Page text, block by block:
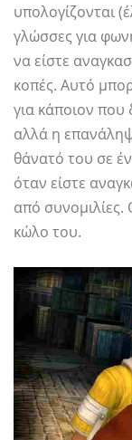
υπολογίζονται
γλώσσες για
να είστε
κοπές. Αυτό
για κάποιον που
αλλά η
θάνατό του σε
όταν είστε
από συνομιλίες.
κώλο του.